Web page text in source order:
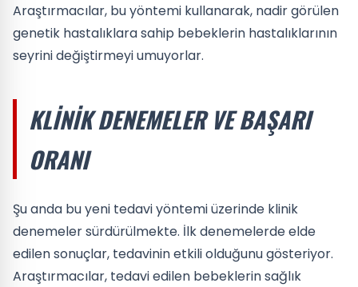
Araştırmacılar, bu yöntemi kullanarak, nadir görülen
genetik hastalıklara sahip bebeklerin hastalıklarının
seyrini değiştirmeyi umuyorlar.
KLINIK DENEMELER VE BAŞARI
ORANI
Şu anda bu yeni tedavi yöntemi üzerinde klinik
denemeler sürdürülmekte. İlk denemelerde elde
edilen sonuçlar, tedavinin etkili olduğunu gösteriyor.
Araştırmacılar, tedavi edilen bebeklerin sağlık